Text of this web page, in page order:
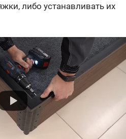
либо устанавливать их